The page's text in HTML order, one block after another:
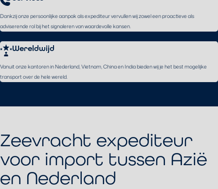
Dankzij onze persoonlijke aanpak als expediteur vervullen wij zowel een proactieve als
adviserende rol bij het signaleren van waardevolle kansen.
Wereldwijd
Vanuit onze kantoren in Nederland, Vietnam, China en India bieden wij je het best mogelijke
transport over de hele wereld.
Zeevracht expediteur
voor import tussen Azië
en Nederland